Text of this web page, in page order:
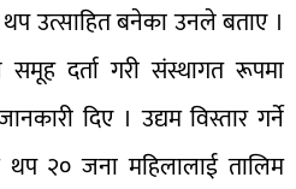
उत्साहित बनेका उनले बताए ।
समूह दर्ता गरी संस्थागत रूपमा
दिए । उद्यम विस्तार गर्ने
थप २० जना महिलालाई तालिम